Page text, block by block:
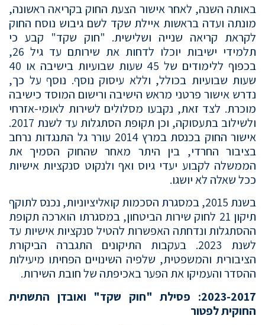
באותה השנה, לאחר אישור הצעת החוק בקריאה ראשונה,
מונתה ועדה בראשות איילת שקד לשם גיבוש נוסח החוק
לקראת קריאה שנייה ושלישית. "חוק שקד" קבע כי
תלמידי ישיבות יוכלו לדחות את שירותם עד גיל 26,
בכפוף ללימודים של 45 שעות שבועיות בישיבה או 40
שעות שבועיות בכולל, וללא עיסוק נוסף. נוסף על כך,
נדרש אישור פרטני מראש הישיבה ורישום המוסד כישיבה
מוכרת. לצד זאת, נקבעו מסלולים לשירות לאומי-אזרחי
ולשילוב בתעסוקה, וכן תקופת הסתגלות עד לשנת 2017.
אישור החוק בכנסת במרץ 2014 עורר גל התנגדות נרחב
בציבור החרדי, בין היתר מאחר שהחוק הסמיך את
הממשלה לקבוע יעדי גיוס ואף ולנקוט סנקציות אישיות
ככל שאלה לא יושגו.
בשנת 2015, במסגרת הסכמות קואליציוניות, נכנס לתוקף
תיקון 21 לחוק שירות הביטחון, במסגרתו הוארכה תקופת
ההסתגלות ונדחתה האפשרות להטיל סנקציות אישיות עד
לשנת 2023. בעקבות התיקונים התגברה הביקורת
הציבורית והמשפטית, שלפיה השינויים הפחיתו מיעילות
ההסדר והעמיקו את הפער באכיפתה של חובת השירות.
2023-2017: פסילת "חוק שקד" ואובדן התשתית
החוקית לפטור